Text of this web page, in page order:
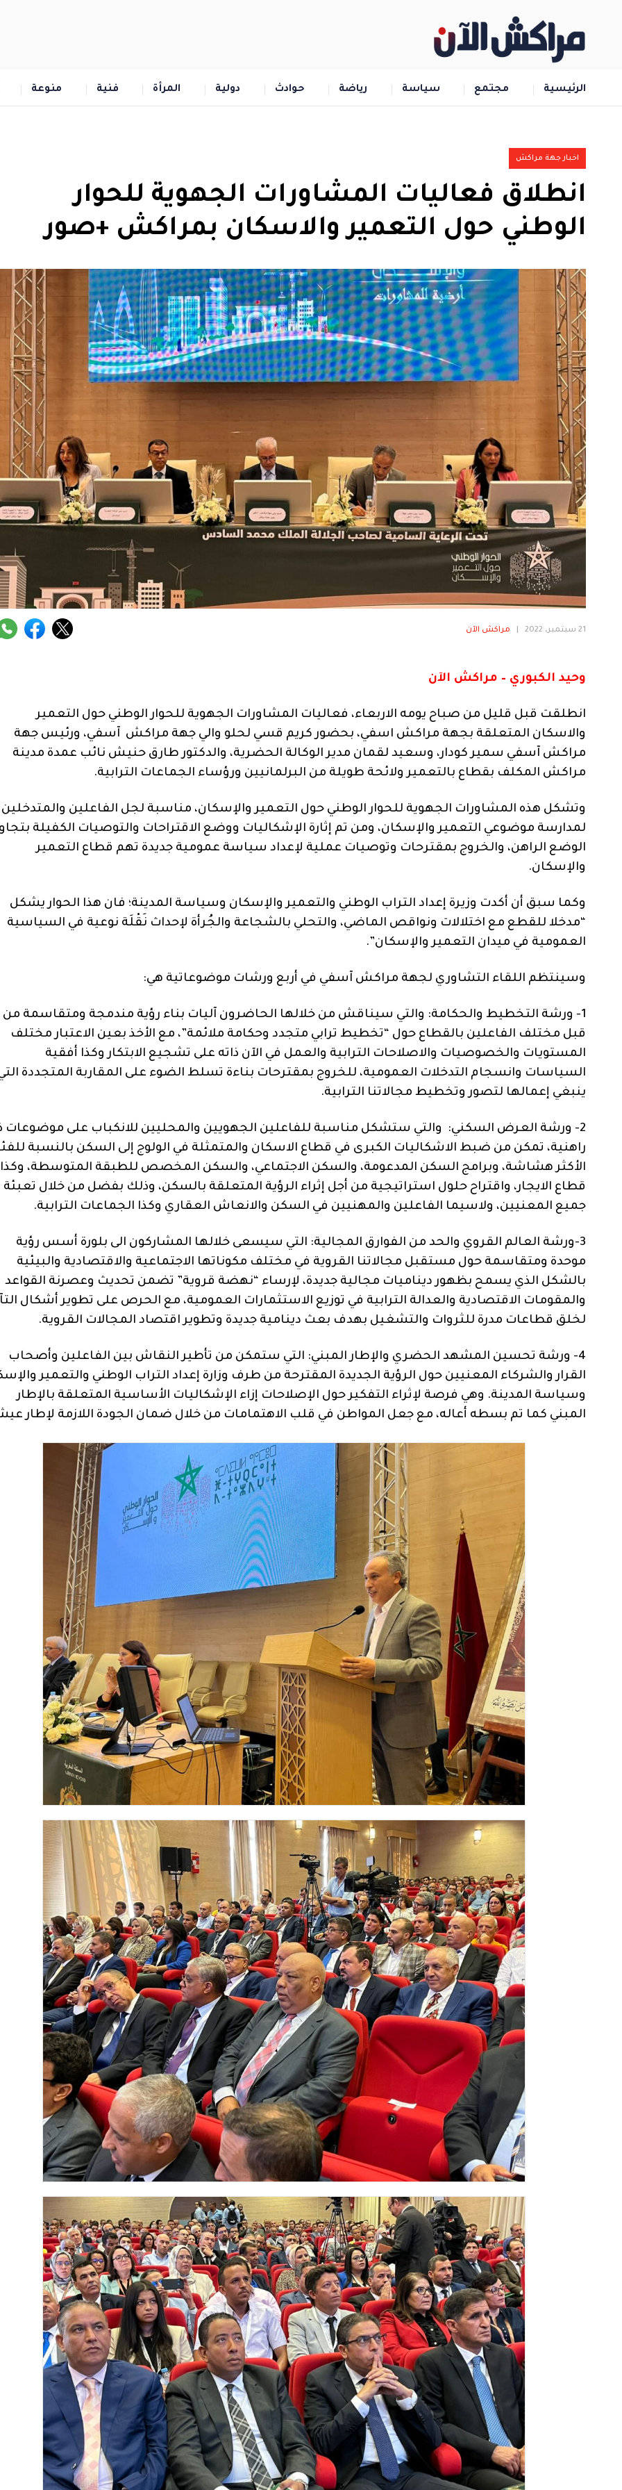
الرئيسية مجتمع سياسة رياضة حوادث دولية المرأة فنية منوعة
اخبار جهة مراكش
انطلاق فعاليات المشاورات الجهوية للحوار
الوطني حول التعمير والاسكان بمراكش +صور
21 سبتمبر، 2022 مراكش الآن
وحيد الكبوري – مراكش الآن
انطلقت قبل قليل من صباح يومه الاربعاء، فعاليات المشاورات الجهوية للحوار الوطني حول التعمير
والاسكان المتعلقة بجهة مراكش اسفي، بحضور كريم قسي لحلو والي جهة مراكش آسفي، ورئيس جهة
مراكش آسفي سمير كودار، وسعيد لقمان مدير الوكالة الحضرية، والدكتور طارق حنيش نائب عمدة مدينة
مراكش المكلف بقطاع بالتعمير ولائحة طويلة من البرلمانيين ورؤساء الجماعات الترابية.
وتشكل هذه المشاورات الجهوية للحوار الوطني حول التعمير والإسكان، مناسبة لجل الفاعلين والمتدخلين
لمدارسة موضوعي التعمير والإسكان، ومن تم إثارة الإشكاليات ووضع الاقتراحات والتوصيات الكفيلة
الوضع الراهن، والخروج بمقترحات وتوصيات عملية لإعداد سياسة عمومية جديدة تهم قطاع التعمير
والإسكان.
وكما سبق أن أكدت وزيرة إعداد التراب الوطني والتعمير والإسكان وسياسة المدينة؛ فان هذا الحوار يشكل
“مدخلا للقطع مع اختلالات ونواقص الماضي، والتحلي بالشجاعة والجُرأة لإحداث نَقْلَة نوعية في السياسية
العمومية في ميدان التعمير والإسكان”.
وسينتظم اللقاء التشاوري لجهة مراكش آسفي في أربع ورشات موضوعاتية هي:
1- ورشة التخطيط والحكامة: والتي سيناقش من خلالها الحاضرون آليات بناء رؤية مندمجة ومتقاسمة من
قبل مختلف الفاعلين بالقطاع حول “تخطيط ترابي متجدد وحكامة ملائمة”، مع الأخذ بعين الاعتبار مختلف
المستويات والخصوصيات والاصلاحات الترابية والعمل في الآن ذاته على تشجيع الابتكار وكذا أفقية
السياسات وانسجام التدخلات العمومية، للخروج بمقترحات بناءة تسلط الضوء على المقاربة المتجددة
ينبغي إعمالها لتصور وتخطيط مجالاتنا الترابية.
2- ورشة العرض السكني: والتي ستشكل مناسبة للفاعلين الجهويين والمحليين للانكباب على موضوعات
راهنية، تمكن من ضبط الاشكاليات الكبرى في قطاع الاسكان والمتمثلة في الولوج إلى السكن بالنسبة
الأكثر هشاشة، وبرامج السكن المدعومة، والسكن الاجتماعي، والسكن المخصص للطبقة المتوسطة، وكذا
قطاع الايجار، واقتراح حلول استراتيجية من أجل إثراء الرؤية المتعلقة بالسكن، وذلك بفضل من خلال تعبئة
جميع المعنيين، ولاسيما الفاعلين والمهنيين في السكن والانعاش العقاري وكذا الجماعات الترابية.
3-ورشة العالم القروي والحد من الفوارق المجالية: التي سيسعى خلالها المشاركون الى بلورة أسس رؤية
موحدة ومتقاسمة حول مستقبل مجالاتنا القروية في مختلف مكوناتها الاجتماعية والاقتصادية والبيئية
بالشكل الذي يسمح بظهور ديناميات مجالية جديدة، لإرساء “نهضة قروية” تضمن تحديث وعصرنة القواعد
والمقومات الاقتصادية والعدالة الترابية في توزيع الاستثمارات العمومية، مع الحرص على تطوير أشكال
لخلق قطاعات مدرة للثروات والتشغيل بهدف بعث دينامية جديدة وتطوير اقتصاد المجالات القروية.
4- ورشة تحسين المشهد الحضري والإطار المبني: التي ستمكن من تأطير النقاش بين الفاعلين وأصحاب
القرار والشركاء المعنيين حول الرؤية الجديدة المقترحة من طرف وزارة إعداد التراب الوطني والتعمير
وسياسة المدينة. وهي فرصة لإثراء التفكير حول الإصلاحات إزاء الإشكاليات الأساسية المتعلقة بالإطار
المبني كما تم بسطه أعاله، مع جعل المواطن في قلب الاهتمامات من خلال ضمان الجودة اللازمة لإطار